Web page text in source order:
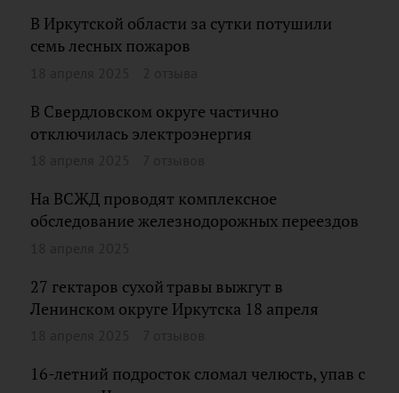
В Иркутской области за сутки потушили
семь лесных пожаров
В Свердловском округе частично
отключилась электроэнергия
На ВСЖД проводят комплексное
обследование железнодорожных переездов
27 гектаров сухой травы выжгут в
Ленинском округе Иркутска 18 апреля
16-летний подросток сломал челюсть, упав с